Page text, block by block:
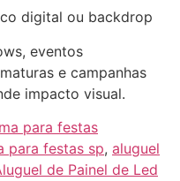
digital ou backdrop
eventos
e campanhas
impacto visual.
para festas
para festas sp, aluguel
de Painel de Led